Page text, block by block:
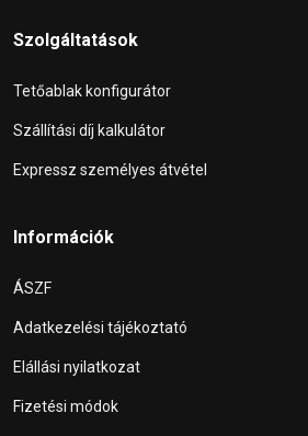
Szolgáltatások
Tetőablak konfigurátor
Szállítási díj kalkulátor
Expressz személyes átvétel
Információk
ÁSZF
Adatkezelési tájékoztató
Elállási nyilatkozat
Fizetési módok